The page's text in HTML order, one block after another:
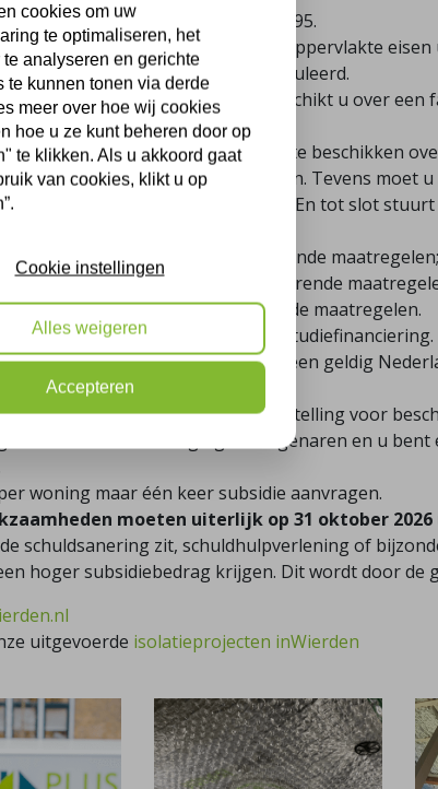
heeft een bouwjaar van vóór 1995.
voldoen aan de minimale oppervlakte eisen
zoals hieronder in de tabel geformuleerd.
de maatregelen laat uitvoeren, beschikt u over een
maatregelen zelf uitvoert dient u te beschikken
van de isolatiemaatregelen. Tevens moet
bijvoorbeeld een bankafschrift. En tot slot stuurt
uitvoering van de energiebesparende maatregelen;
de uitvoering van de energiebesparende
van de energiebesparende maatregelen.
21 jaar of ouder en ontvangt geen studiefinanciering.
in de gemeente Wierden en heeft een geldig
niet in een verpleeghuis of een instelling voor
geen lid van een Vereniging van Eigenaren en u
woning maar één keer subsidie aanvragen.
moeten uiterlijk op 31 oktober
schuldsanering zit, schuldhulpverlening of
hoger subsidiebedrag krijgen. Dit wordt door de
uitgevoerde isolatieprojecten inWierden
cookies om uw
te optimaliseren, het
analyseren en gerichte
te kunnen tonen via derde
meer over hoe wij cookies
hoe u ze kunt beheren door op
te klikken. Als u akkoord gaat
van cookies, klikt u op
Cookie instellingen
Alles weigeren
Accepteren